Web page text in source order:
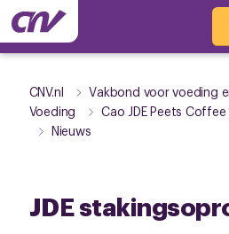
CNV.nl
Vakbond voor voeding
Voeding
Cao JDE Peets
Nieuws
JDE